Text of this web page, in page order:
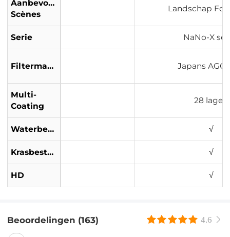
Aanbevolen
Scènes
Landschap
Serie NaNo-X
Filtermateriaal Japans
Multi-
Coating
28 lagen
Waterbestendig √
Krasbestendig √
HD √
Beoordelingen (163) 4.6